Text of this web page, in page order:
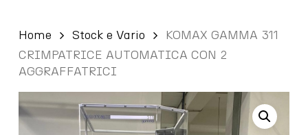
Home Stock e Vario
KOMAX GAMMA 311
CRIMPATRICE AUTOMATICA CON 2
AGGRAFFATRICI